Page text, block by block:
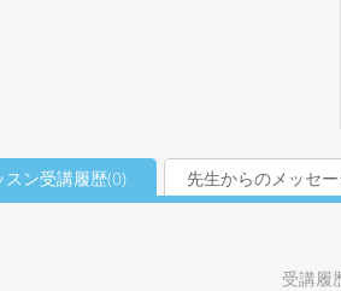
スン受講履歴(0) 先生からのメッセ
受講履